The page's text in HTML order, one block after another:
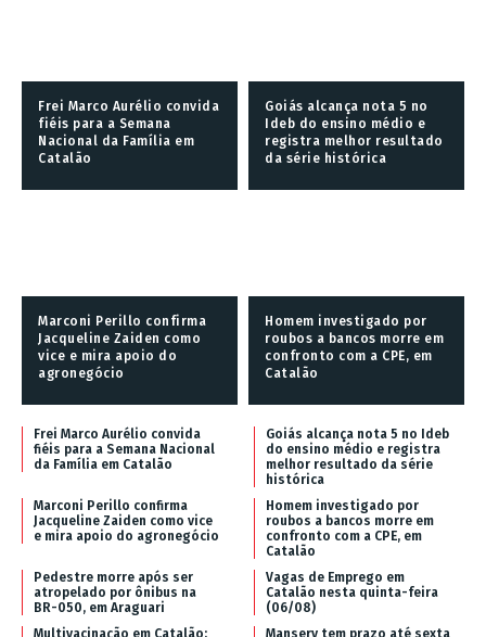
Frei Marco Aurélio convida
fiéis para a Semana
Nacional da Família em
Catalão
Goiás alcança nota 5 no
Ideb do ensino médio e
registra melhor resultado
da série histórica
Marconi Perillo confirma
Jacqueline Zaiden como
vice e mira apoio do
agronegócio
Homem investigado por
roubos a bancos morre em
confronto com a CPE, em
Catalão
Frei Marco Aurélio convida
fiéis para a Semana Nacional
da Família em Catalão
Goiás alcança nota 5 no Ideb
do ensino médio e registra
melhor resultado da série
histórica
Marconi Perillo confirma
Jacqueline Zaiden como vice
e mira apoio do agronegócio
Homem investigado por
roubos a bancos morre em
confronto com a CPE, em
Catalão
Pedestre morre após ser
atropelado por ônibus na
BR-050, em Araguari
Vagas de Emprego em
Catalão nesta quinta-feira
(06/08)
Multivacinação em Catalão:
Manserv tem prazo até sexta